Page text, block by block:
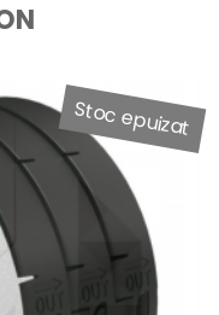
Stoc epuizat